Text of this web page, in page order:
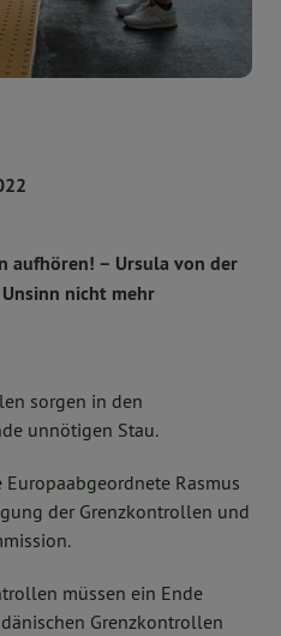
aufhören! – Ursula von der
nicht mehr
sorgen in den
unnötigen Stau.
Rasmus
der Grenzkontrollen und
müssen ein Ende
Grenzkontrollen